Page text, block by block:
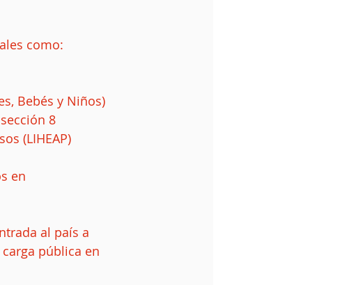
como:
Bebés y Niños)
8
(LIHEAP)
en
al país a
pública en